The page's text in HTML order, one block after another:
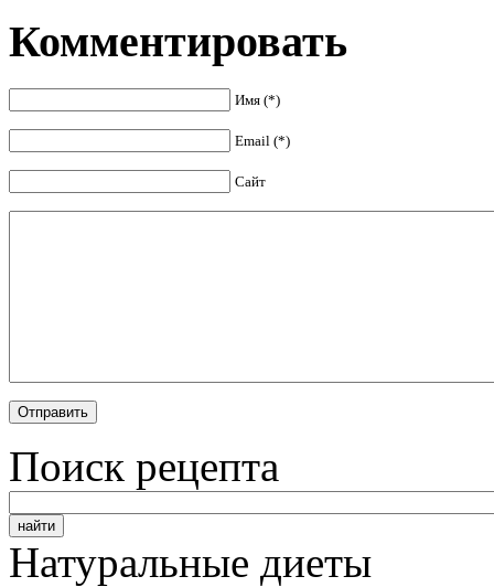
Комментировать
Имя (*)
Email (*)
Сайт
Поиск рецепта
Натуральные диеты